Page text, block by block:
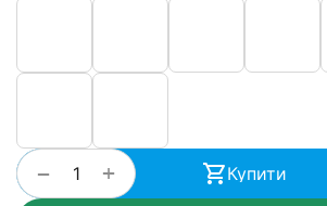
+
− Купити